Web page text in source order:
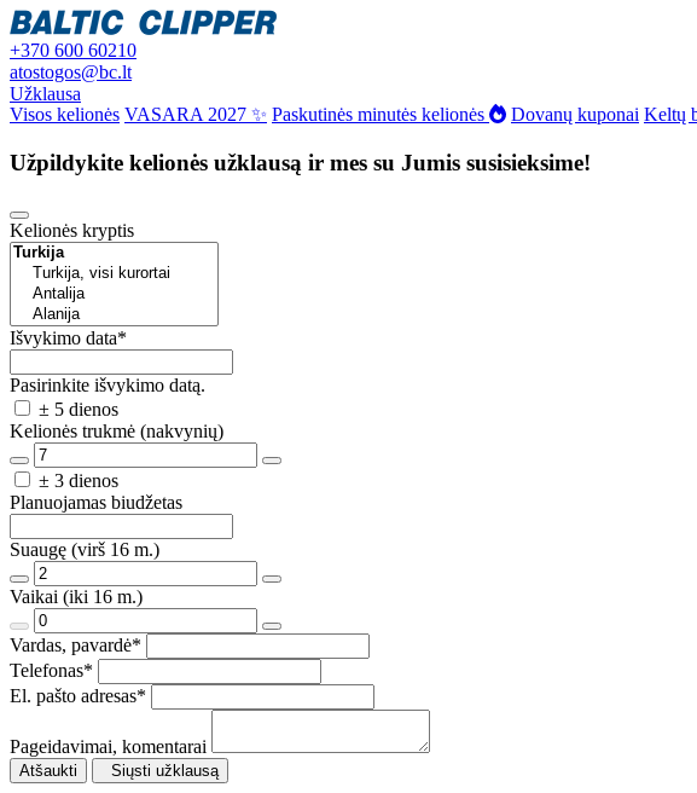
+370 600 60210
atostogos@bc.lt
Užklausa
Visos kelionės VASARA 2027 ✨ Paskutinės minutės kelionės Dovanų kuponai Keltų
Užpildykite kelionės užklausą ir mes su Jumis susisieksime!
Kelionės kryptis
Išvykimo data*
Pasirinkite išvykimo datą.
± 5 dienos
Kelionės trukmė (nakvynių)
± 3 dienos
Planuojamas biudžetas
Suaugę (virš 16 m.)
Vaikai (iki 16 m.)
Vardas, pavardė*
Telefonas*
El. pašto adresas*
Pageidavimai, komentarai
Atšaukti Siųsti užklausą